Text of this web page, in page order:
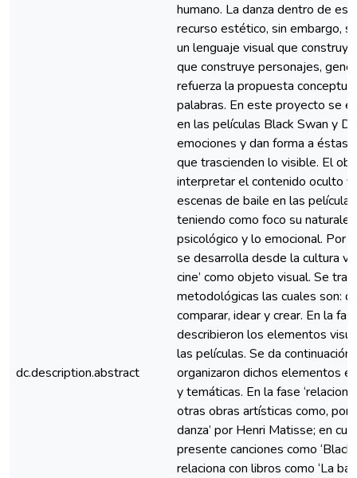
dc.description.abstract
humano. La danza dentro de
recurso estético, sin embargo,
un lenguaje visual que
que construye personajes,
refuerza la propuesta
palabras. En este proyecto se
en las películas Black Swan y
emociones y dan forma a éstas
que trascienden lo visible. El
interpretar el contenido oculto y
escenas de baile en las
teniendo como foco su
psicológico y lo emocional. Por
se desarrolla desde la cultura
cine’ como objeto visual. Se
metodológicas las cuales son:
comparar, idear y crear. En la
describieron los elementos
las películas. Se da continuación
organizaron dichos elementos
y temáticas. En la fase
otras obras artísticas como, por
danza’ por Henri Matisse; en
presente canciones como
relaciona con libros como ‘La